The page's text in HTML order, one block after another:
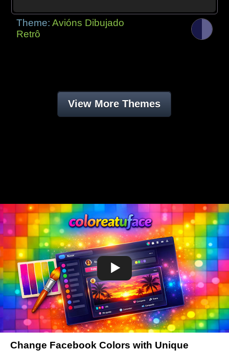
Theme:Avións Dibujado
Retrô
View More Themes
Change Facebook Colors with Unique